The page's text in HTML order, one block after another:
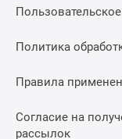
Политика
Правила
Согласие на
рассылок